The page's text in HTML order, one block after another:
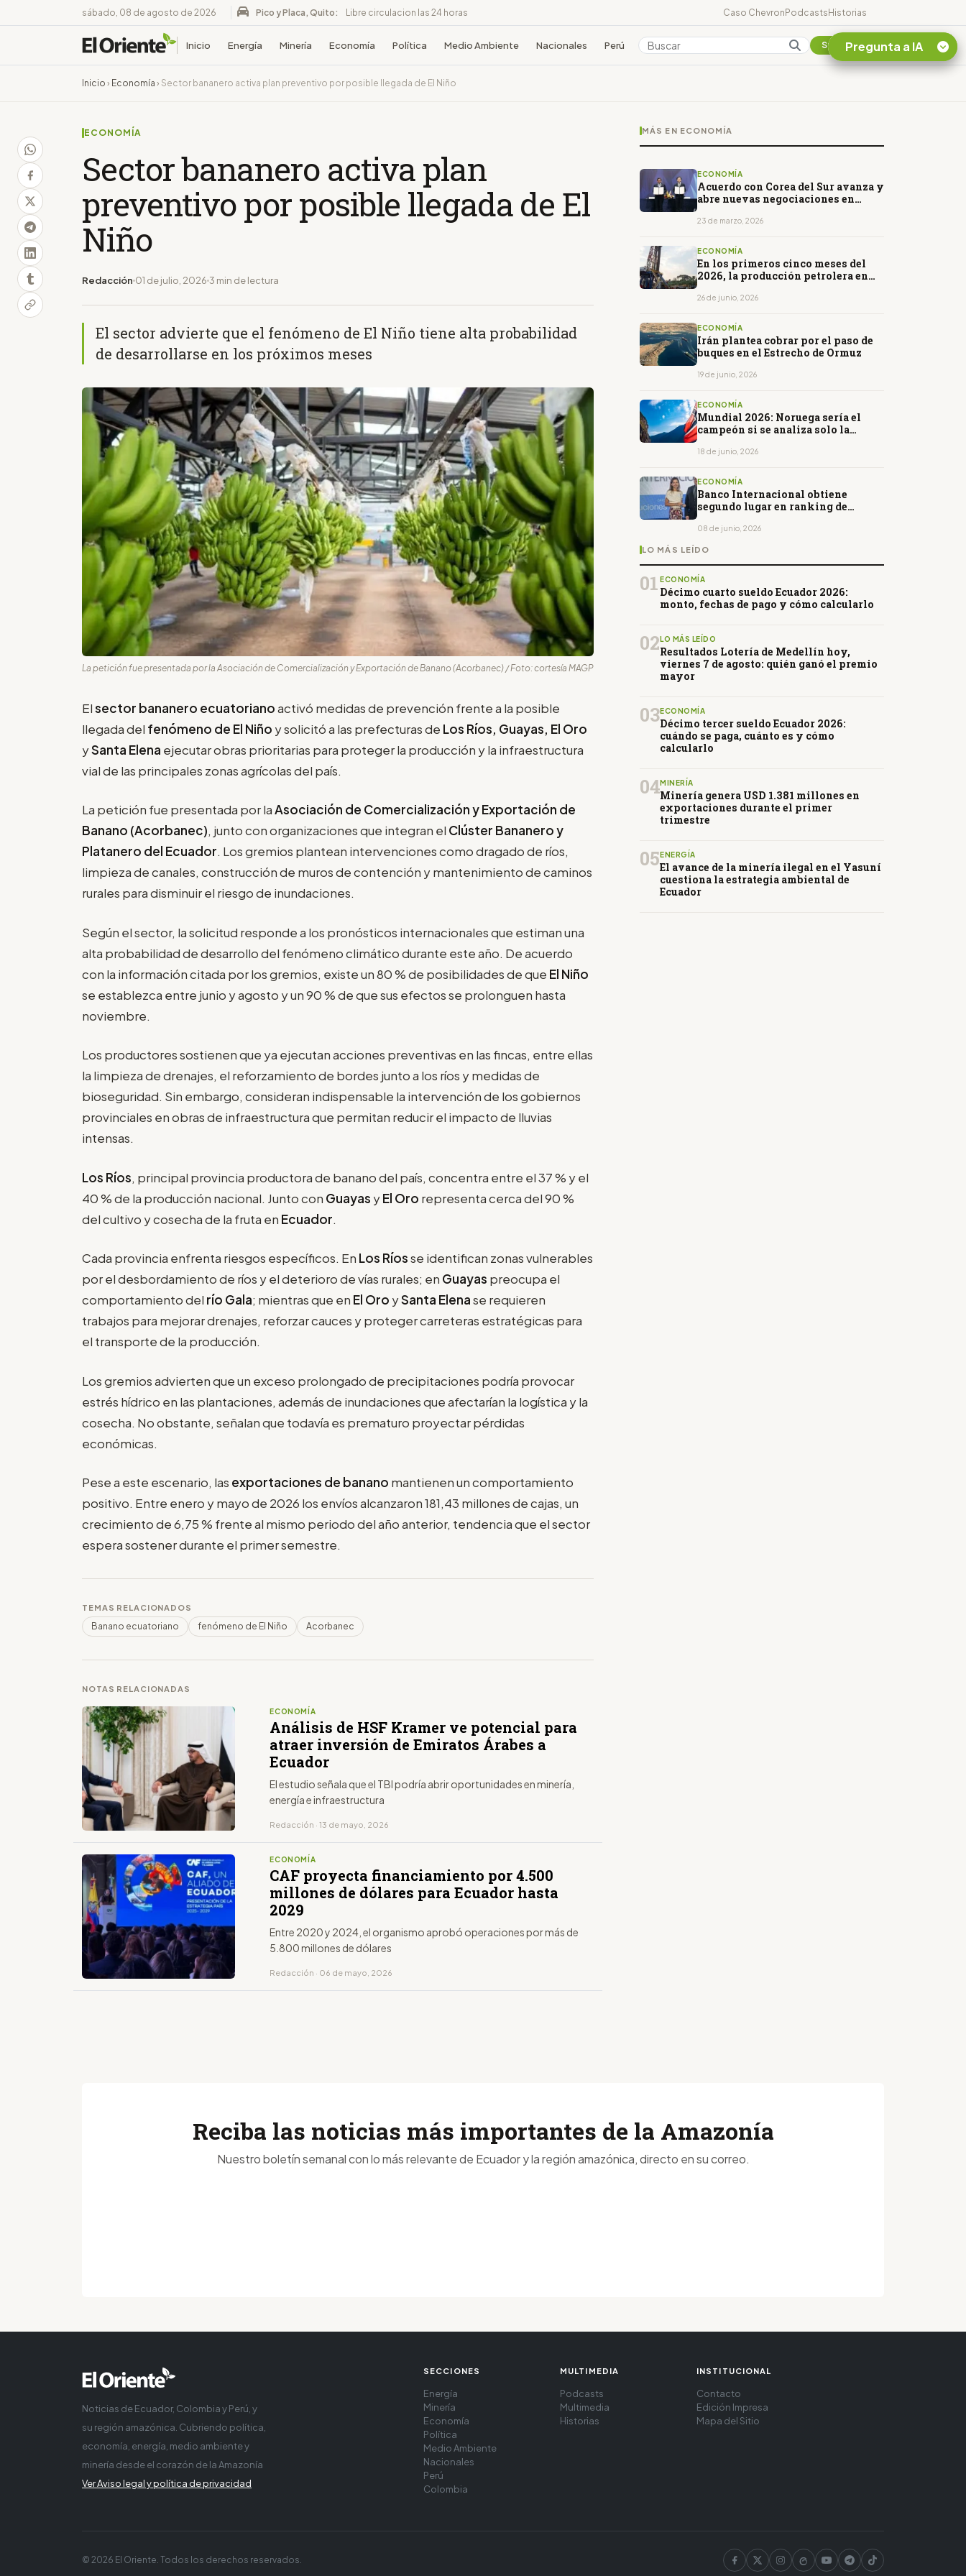
sábado, 08 de agosto de 2026 Pico y Placa, Quito: Libre circulacion las 24 horas Caso ChevronPodcastsHistorias
Inicio Energía Minería Economía Política Medio Ambiente Nacionales Perú Colombia Suscribirse
Inicio › Economía › Sector bananero activa plan preventivo por posible llegada de El Niño
ECONOMÍA
Sector bananero activa plan
preventivo por posible llegada de El
Niño
Redacción 01 de julio, 2026 3 min de lectura
El sector advierte que el fenómeno de El Niño tiene alta probabilidad
de desarrollarse en los próximos meses
La petición fue presentada por la Asociación de Comercialización y Exportación de Banano (Acorbanec) / Foto: cortesía MAGP
Elsector bananero ecuatorianoactivó medidas de prevención frente a la posible
llegada del fenómeno de El Niño y solicitó a las prefecturas de Los Ríos, Guayas, El Oro
ySanta Elena ejecutar obras prioritarias para proteger la producción y la infraestructura
vial de las principales zonas agrícolas del país.
La petición fue presentada por laAsociación de Comercialización y Exportación de
Banano (Acorbanec), junto con organizaciones que integran el Clúster Bananero y
Platanero del Ecuador. Los gremios plantean intervenciones como dragado de ríos,
limpieza de canales, construcción de muros de contención y mantenimiento de caminos
rurales para disminuir el riesgo de inundaciones.
Según el sector, la solicitud responde a los pronósticos internacionales que estiman una
alta probabilidad de desarrollo del fenómeno climático durante este año. De acuerdo
con la información citada por los gremios, existe un 80 % de posibilidades de que El Niño
se establezca entre junio y agosto y un 90 % de que sus efectos se prolonguen hasta
noviembre.
Los productores sostienen que ya ejecutan acciones preventivas en las fincas, entre ellas
la limpieza de drenajes, el reforzamiento de bordes junto a los ríos y medidas de
bioseguridad. Sin embargo, consideran indispensable la intervención de los gobiernos
provinciales en obras de infraestructura que permitan reducir el impacto de lluvias
intensas.
Los Ríos, principal provincia productora de banano del país, concentra entre el 37 % y el
40 % de la producción nacional. Junto con Guayas yEl Oro representa cerca del 90 %
del cultivo y cosecha de la fruta en Ecuador.
Cada provincia enfrenta riesgos específicos. En Los Ríosse identifican zonas vulnerables
por el desbordamiento de ríos y el deterioro de vías rurales; en Guayas preocupa el
comportamiento del río Gala; mientras que en El Oro ySanta Elenase requieren
trabajos para mejorar drenajes, reforzar cauces y proteger carreteras estratégicas para
el transporte de la producción.
Los gremios advierten que un exceso prolongado de precipitaciones podría provocar
estrés hídrico en las plantaciones, además de inundaciones que afectarían la logística y la
cosecha. No obstante, señalan que todavía es prematuro proyectar pérdidas
económicas.
Pese a este escenario, las exportaciones de banano mantienen un comportamiento
positivo. Entre enero y mayo de 2026 los envíos alcanzaron 181,43 millones de cajas, un
crecimiento de 6,75 % frente al mismo periodo del año anterior, tendencia que el sector
espera sostener durante el primer semestre.
TEMAS RELACIONADOS
Banano ecuatoriano fenómeno de El Niño Acorbanec
NOTAS RELACIONADAS
ECONOMÍA
Análisis de HSF Kramer ve potencial para
atraer inversión de Emiratos Árabes a
Ecuador
El estudio señala que el TBI podría abrir oportunidades en minería,
energía e infraestructura
Redacción · 13 de mayo, 2026
ECONOMÍA
CAF proyecta financiamiento por 4.500
millones de dólares para Ecuador hasta
2029
Entre 2020 y 2024, el organismo aprobó operaciones por más de
5.800 millones de dólares
Redacción · 06 de mayo, 2026
MÁS EN ECONOMÍA
ECONOMÍA
Acuerdo con Corea del Sur avanza y
abre nuevas negociaciones en
23 de marzo, 2026
ECONOMÍA
En los primeros cinco meses del
2026, la producción petrolera en
26 de junio, 2026
ECONOMÍA
Irán plantea cobrar por el paso de
buques en el Estrecho de Ormuz
19 de junio, 2026
ECONOMÍA
Mundial 2026: Noruega sería el
campeón si se analiza solo la
18 de junio, 2026
ECONOMÍA
Banco Internacional obtiene
segundo lugar en ranking de
08 de junio, 2026
LO MÁS LEÍDO
01 ECONOMÍA
Décimo cuarto sueldo Ecuador 2026:
monto, fechas de pago y cómo calcularlo
02 LO MÁS LEÍDO
Resultados Lotería de Medellín hoy,
viernes 7 de agosto: quién ganó el premio
mayor
03ECONOMÍA
Décimo tercer sueldo Ecuador 2026:
cuándo se paga, cuánto es y cómo
calcularlo
04MINERÍA
Minería genera USD 1.381 millones en
exportaciones durante el primer
trimestre
05 ENERGÍA
El avance de la minería ilegal en el Yasuní
cuestiona la estrategia ambiental de
Ecuador
Pregunta a IA
¿En que consiste la
Reciba las noticias más importantes de la Amazonía
Nuestro boletín semanal con lo más relevante de Ecuador y la región amazónica, directo en su correo.
Noticias de Ecuador, Colombia y Perú, y
su región amazónica. Cubriendo política,
economía, energía, medio ambiente y
minería desde el corazón de la Amazonía
Ver Aviso legal y política de privacidad
SECCIONES
Energía
Minería
Economía
Política
Medio Ambiente
Nacionales
Perú
Colombia
MULTIMEDIA
Podcasts
Multimedia
Historias
INSTITUCIONAL
Contacto
Edición Impresa
Mapa del Sitio
© 2026 El Oriente. Todos los derechos reservados.